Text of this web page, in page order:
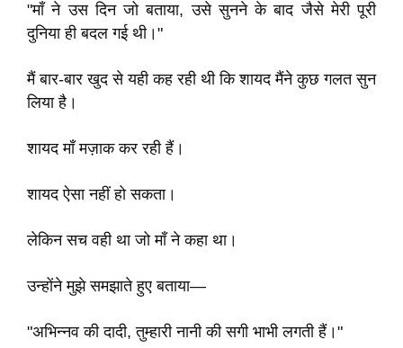
"माँ ने उस दिन जो बताया, उसे सुनने के बाद जैसे मेरी पूरी
दुनिया ही बदल गई थी।"
मैं बार-बार खुद से यही कह रही थी कि शायद मैंने कुछ गलत सुन
लिया है।
शायद माँ मज़ाक कर रही हैं।
शायद ऐसा नहीं हो सकता।
लेकिन सच वही था जो माँ ने कहा था।
उन्होंने मुझे समझाते हुए बताया—
"अभिन्नव की दादी, तुम्हारी नानी की सगी भाभी लगती हैं।"